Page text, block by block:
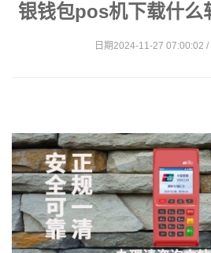
银钱包pos机下载什么
日期2024-11-27 07:00:02 /